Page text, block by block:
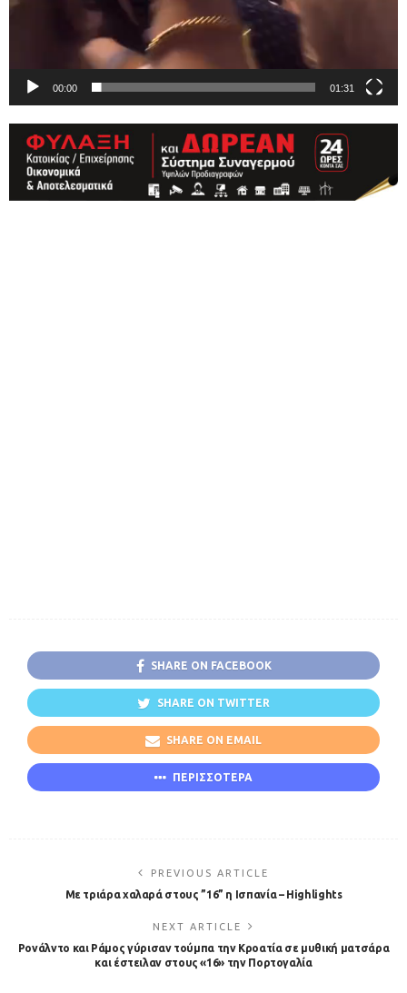
00:00 01:31
SHARE ON FACEBOOK
SHARE ON TWITTER
SHARE ON EMAIL
ΠΕΡΙΣΣΟΤΕΡΑ
PREVIOUS ARTICLE
Με τριάρα χαλαρά στους ”16” η Ισπανία – Highlights
NEXT ARTICLE
Ρονάλντο και Ράμος γύρισαν τούμπα την Κροατία σε μυθική ματσάρα
και έστειλαν στους «16» την Πορτογαλία